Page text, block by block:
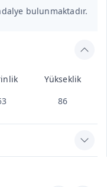
bulunmaktadır.
Yükseklik
86